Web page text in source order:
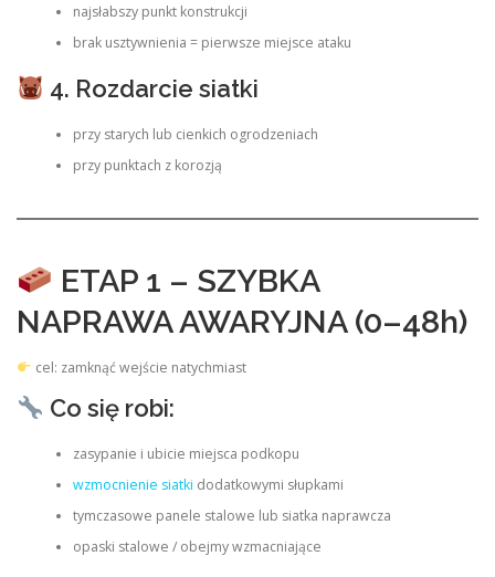
najsłabszy punkt konstrukcji
brak usztywnienia = pierwsze miejsce ataku
4. Rozdarcie siatki
przy starych lub cienkich ogrodzeniach
przy punktach z korozją
ETAP 1 – SZYBKA
NAPRAWA AWARYJNA (0–48h)
cel: zamknąć wejście natychmiast
Co się robi:
zasypanie i ubicie miejsca podkopu
wzmocnienie siatki dodatkowymi słupkami
tymczasowe panele stalowe lub siatka naprawcza
opaski stalowe / obejmy wzmacniające